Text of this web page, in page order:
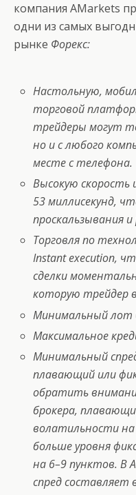
компания AMarkets
одни из самых
рынке Форекс:
Настольную,
торговой
трейдеры могут
но и с любого
месте с телефона.
Высокую скорость
53 миллисекунд,
проскальзывания
Торговля по
Instant execution,
сделки
которую трейдер
Минимальный лот
Максимальное
Минимальный
плавающий или
обратить
брокера,
волатильности
больше уровня
на 6–9 пунктов. В
спред составляет